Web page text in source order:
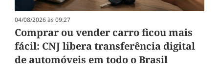
04/08/2026 às 09:27
Comprar ou vender carro ficou mais
fácil: CNJ libera transferência digital
de automóveis em todo o Brasil